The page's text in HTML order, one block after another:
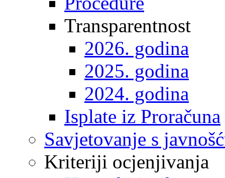
Transparentnost
2026. godina
2025. godina
2024. godina
Isplate iz Proračuna
Savjetovanje s
Kriteriji ocjenjivanja